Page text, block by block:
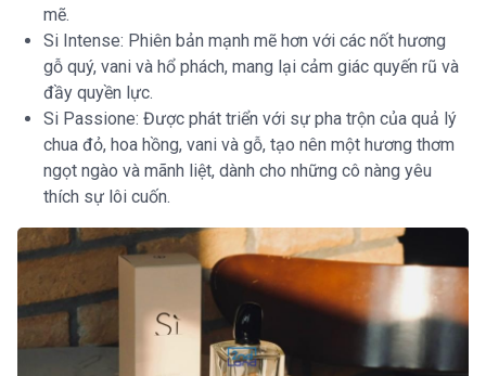
mẽ.
Si Intense: Phiên bản mạnh mẽ hơn với các nốt hương
gỗ quý, vani và hổ phách, mang lại cảm giác quyến rũ và
đầy quyền lực.
Si Passione: Được phát triển với sự pha trộn của quả lý
chua đỏ, hoa hồng, vani và gỗ, tạo nên một hương thơm
ngọt ngào và mãnh liệt, dành cho những cô nàng yêu
thích sự lôi cuốn.